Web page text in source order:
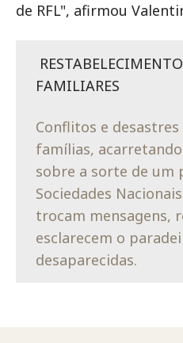
de RFL", afirmou
FAMILIARES
Conflitos e
famílias,
sobre a sorte de um
Sociedades
trocam mensagens,
esclarecem o
desaparecidas.